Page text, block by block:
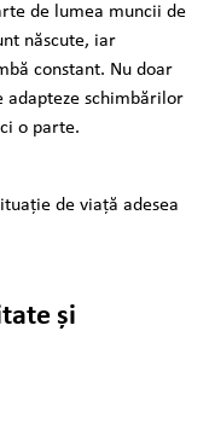
de lumea muncii de
născute, iar
constant. Nu doar
adapteze schimbărilor
o parte.
de viață adesea
și